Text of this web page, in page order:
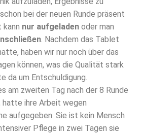
bei der neuen Runde präsent
kann nur aufgeladen oder man
. Nachdem das Tablet
haben wir nur noch über das
können, was die Qualität stark
da um Entschuldigung.
am zweiten Tag nach der 8 Runde
ihre Arbeit wegen
aufgegeben. Sie ist kein Mensch
Pflege in zwei Tagen sie